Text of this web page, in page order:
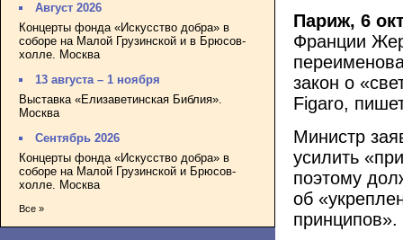
Август 2026
Концерты фонда «Искусство добра» в
соборе на Малой Грузинской и в Брюсов-
холле. Москва
13 августа – 1 ноября
Выставка «Елизаветинская Библия».
Москва
Сентябрь 2026
Концерты фонда «Искусство добра» в
соборе на Малой Грузинской и Брюсов-
холле. Москва
Все »
Париж, 6
Франции
закон о
Figaro,
Министр
усилить
поэтому
об
принципов».